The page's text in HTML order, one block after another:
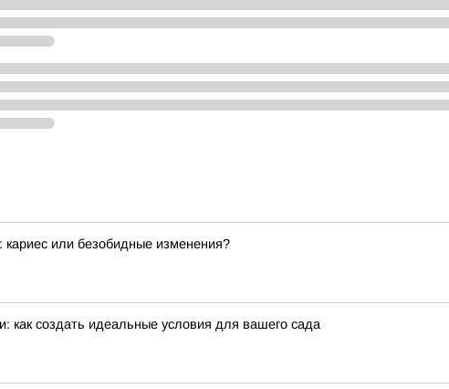
или безобидные изменения?
как создать идеальные условия для вашего сада